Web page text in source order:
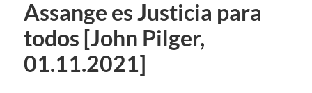
Assange es Justicia para
todos [John Pilger,
01.11.2021]